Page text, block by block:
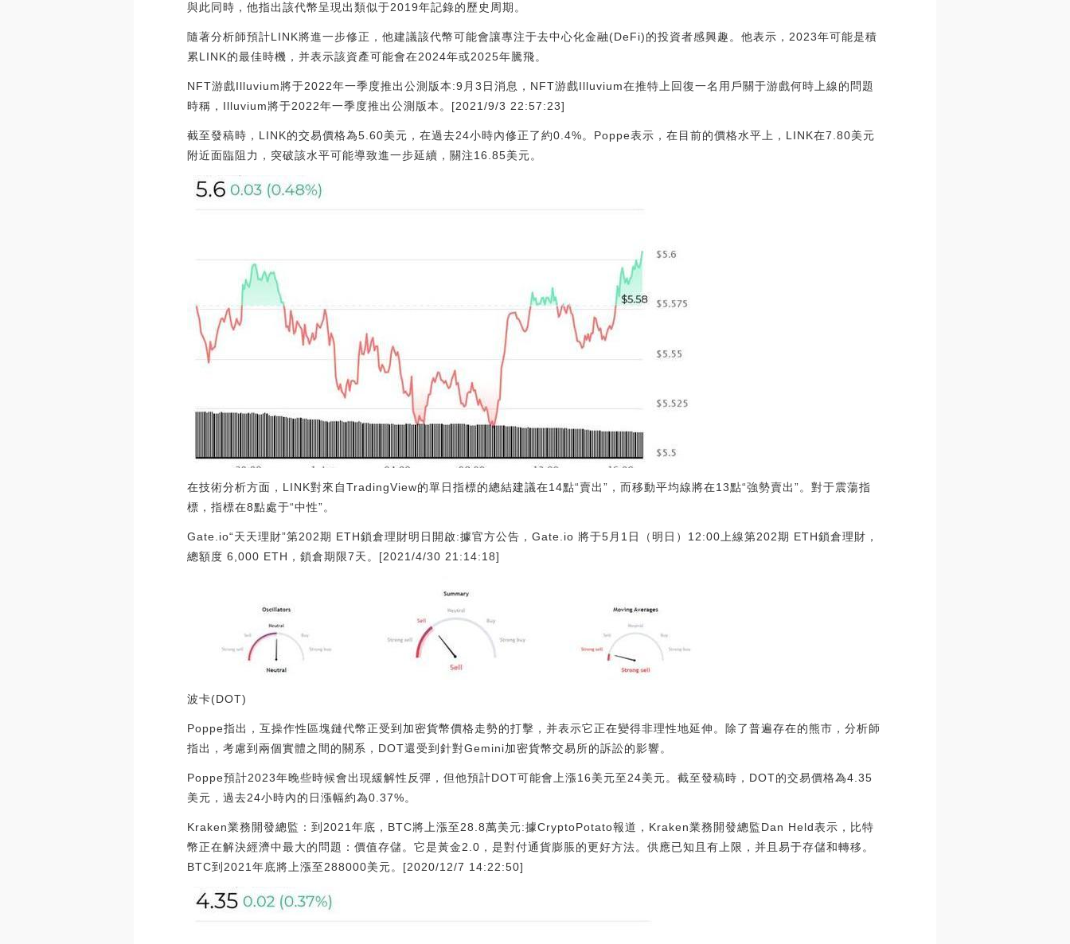
與此同時，他指出該代幣呈現出類似于2019年記錄的歷史周期。
隨著分析師預計LINK將進一步修正，他建議該代幣可能會讓專注于去中心化金融(DeFi)的投資者感興趣。他表示，2023年可能是積
累LINK的最佳時機，并表示該資產可能會在2024年或2025年騰飛。
NFT游戲Illuvium將于2022年一季度推出公測版本:9月3日消息，NFT游戲Illuvium在推特上回復一名用戶關于游戲何時上線的問題
時稱，Illuvium將于2022年一季度推出公測版本。[2021/9/3 22:57:23]
截至發稿時，LINK的交易價格為5.60美元，在過去24小時內修正了約0.4%。Poppe表示，在目前的價格水平上，LINK在7.80美元
附近面臨阻力，突破該水平可能導致進一步延續，關注16.85美元。
在技術分析方面，LINK對來自TradingView的單日指標的總結建議在14點“賣出”，而移動平均線將在13點“強勢賣出”。對于震蕩指
標，指標在8點處于“中性”。
Gate.io“天天理財”第202期 ETH鎖倉理財明日開啟:據官方公告，Gate.io 將于5月1日（明日）12:00上線第202期 ETH鎖倉理財，
總額度 6,000 ETH，鎖倉期限7天。[2021/4/30 21:14:18]
波卡(DOT)
Poppe指出，互操作性區塊鏈代幣正受到加密貨幣價格走勢的打擊，并表示它正在變得非理性地延伸。除了普遍存在的熊市，分析師
指出，考慮到兩個實體之間的關系，DOT還受到針對Gemini加密貨幣交易所的訴訟的影響。
Poppe預計2023年晚些時候會出現緩解性反彈，但他預計DOT可能會上漲16美元至24美元。截至發稿時，DOT的交易價格為4.35
美元，過去24小時內的日漲幅約為0.37%。
Kraken業務開發總監：到2021年底，BTC將上漲至28.8萬美元:據CryptoPotato報道，Kraken業務開發總監Dan Held表示，比特
幣正在解決經濟中最大的問題：價值存儲。它是黃金2.0，是對付通貨膨脹的更好方法。供應已知且有上限，并且易于存儲和轉移。
BTC到2021年底將上漲至288000美元。[2020/12/7 14:22:50]